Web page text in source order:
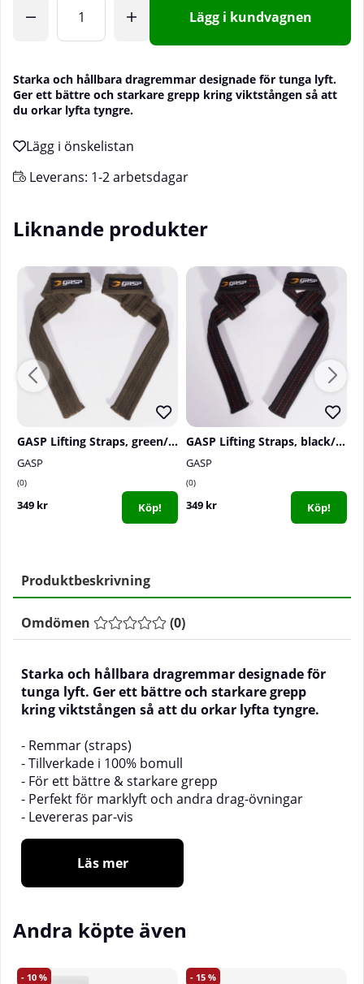
Lägg i kundvagnen
Starka och hållbara dragremmar designade för tunga lyft.
Ger ett bättre och starkare grepp kring viktstången så att
du orkar lyfta tyngre.
Leverans: 1-2 arbetsdagar
Liknande produkter
GASP Lifting Straps, green/black
GASP
0
349 kr Köp!
GASP Lifting Straps, black/red
GASP
0
349 kr Köp!
Produktbeskrivning
Omdömen (0)
Starka och hållbara dragremmar designade för
tunga lyft. Ger ett bättre och starkare grepp
kring viktstången så att du orkar lyfta tyngre.
- Remmar (straps)
- Tillverkade i 100% bomull
- För ett bättre & starkare grepp
- Perfekt för marklyft och andra drag-övningar
- Levereras par-vis
Läs mer
Andra köpte även
10 15